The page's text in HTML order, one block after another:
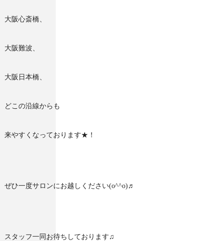
大阪心斎橋、
大阪難波、
大阪日本橋、
どこの沿線からも
来やすくなっております★！
ぜひ一度サロンにお越しください(o^^o)♬
スタッフ一同お待ちしております♫